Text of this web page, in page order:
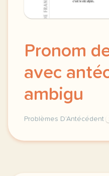
Pronom
avec
ambigu
Problèmes D’Antécédent
pronom de reprise